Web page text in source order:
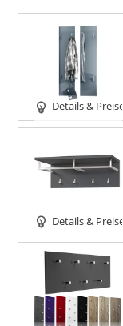
Details & Preise
Details & Preise